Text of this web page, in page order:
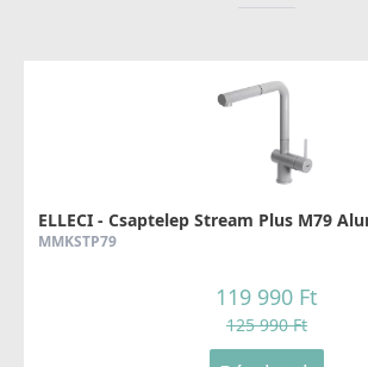
ELLECI - Gránit mosogatótálca Unico
LGUCOR78
209 990 Ft
Részletek
ELLECI - Csaptelep Stream Plus M79
MMKSTP79
119 990 Ft
125 990 Ft